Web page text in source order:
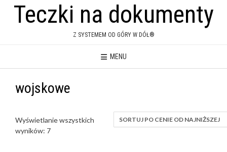
Teczki na dokumenty
Z SYSTEMEM OD GÓRY W DÓŁ®
MENU
wojskowe
Wyświetlanie wszystkich
wyników: 7Posortowane